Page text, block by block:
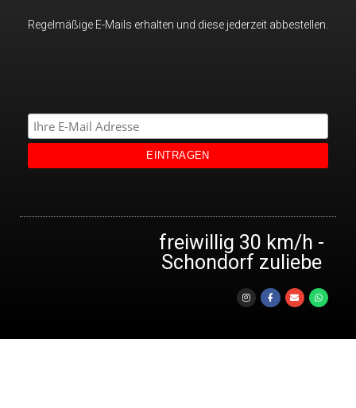
Regelmäßige E-Mails erhalten und diese jederzeit abbestellen.
freiwillig 30 km/h -
Schondorf zuliebe